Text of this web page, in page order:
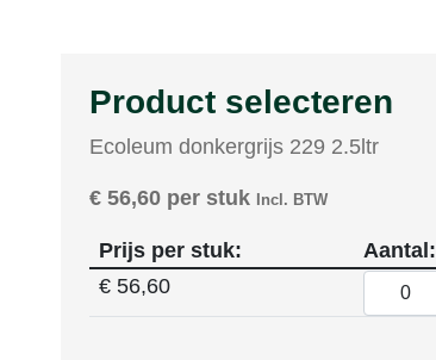
Product selecteren
Ecoleum donkergrijs 229 2.5ltr
€ 56,60 per stuk Incl. BTW
Prijs per stuk: Aantal:
€ 56,60